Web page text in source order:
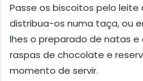
Passe os biscoitos pelo
distribua-os numa taça, ou
lhes o preparado de natas e
raspas de chocolate e
momento de servir.